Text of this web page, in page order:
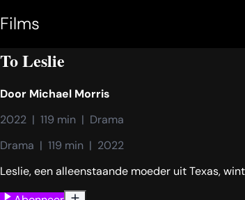
Films
To Leslie
Door Michael Morris
2022  |  119 min  |  Drama
Drama  |  119 min  |  2022
Leslie, een alleenstaande moeder uit Texas,